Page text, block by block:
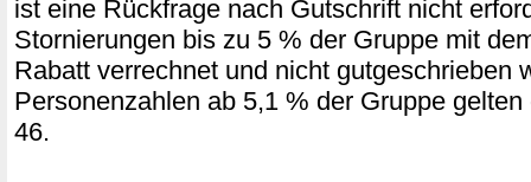
ist eine Rückfrage nach Gutschrift nicht
Stornierungen bis zu 5 % der Gruppe mit
Rabatt verrechnet und nicht gutgeschrieben
Personenzahlen ab 5,1 % der Gruppe
46.